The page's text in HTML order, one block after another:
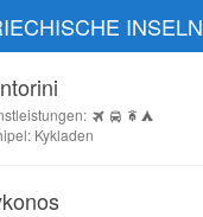
INSELN
Kykladen